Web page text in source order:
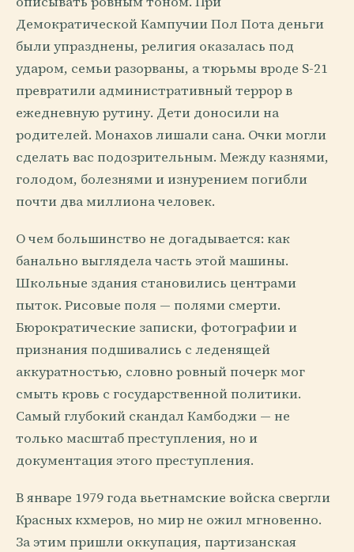
Демократической Кампучии Пол Пота деньги
были упразднены, религия оказалась под
ударом, семьи разорваны, а тюрьмы вроде S-21
превратили административный террор в
ежедневную рутину. Дети доносили на
родителей. Монахов лишали сана. Очки могли
сделать вас подозрительным. Между казнями,
голодом, болезнями и изнурением погибли
почти два миллиона человек.
О чем большинство не догадывается: как
банально выглядела часть этой машины.
Школьные здания становились центрами
пыток. Рисовые поля — полями смерти.
Бюрократические записки, фотографии и
признания подшивались с леденящей
аккуратностью, словно ровный почерк мог
смыть кровь с государственной политики.
Самый глубокий скандал Камбоджи — не
только масштаб преступления, но и
документация этого преступления.
В январе 1979 года вьетнамские войска свергли
Красных кхмеров, но мир не ожил мгновенно.
За этим пришли оккупация, партизанская